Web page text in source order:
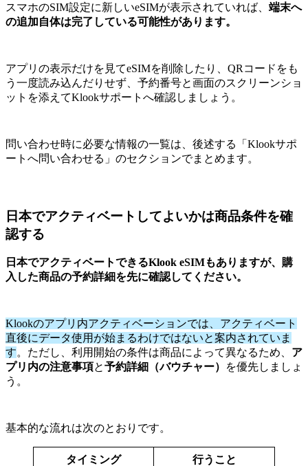
スマホのSIM設定に新しいeSIMが表示されていれば、 端末へ
の追加自体は完了している可能性があります。
アプリの表示だけを見てeSIMを削除したり、QRコードをも
う一度読み込んだりせず、予約番号と画面のスクリーンショ
ットを添えてKlookサポートへ確認しましょう。
問い合わせ時に必要な情報の一覧は、後述する「Klookサポ
ートへ問い合わせる」のセクションでまとめます。
日本でアクティベートしてよいかは商品条件を確
認する
日本でアクティベートできるKlook eSIMもありますが、購
入した商品の予約詳細を先に確認してください。
Klookのアプリ内アクティベーションでは、アクティベート
直後にデータ使用が始まるわけではないと案内されていま
す。ただし、利用開始の条件は商品によって異なるため、 ア
プリ内の注意事項と予約詳細（バウチャー）
を優先しましょ
う。
基本的な流れは次のとおりです。
タイミング 行うこと